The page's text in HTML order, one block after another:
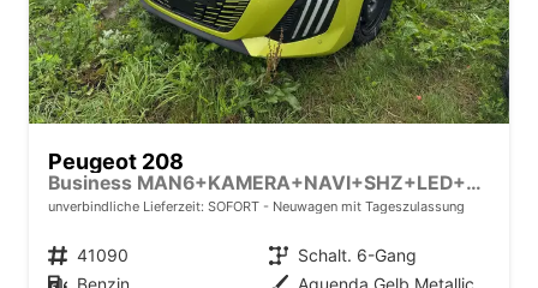
Peugeot 208
Business MAN6+KAMERA+NAVI+SHZ+LED+PDC+TEMPOMAT
unverbindliche Lieferzeit: SOFORT Neuwagen mit Tageszulassung
Fahrzeugnr. 41090 Getriebe Schalt. 6-Gang
Kraftstoff Benzin Außenfarbe Aguenda Gelb Metallic